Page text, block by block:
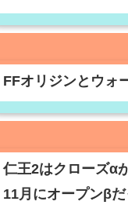
FFオリジンとウォ
仁王2はクローズα
11月にオープンβ